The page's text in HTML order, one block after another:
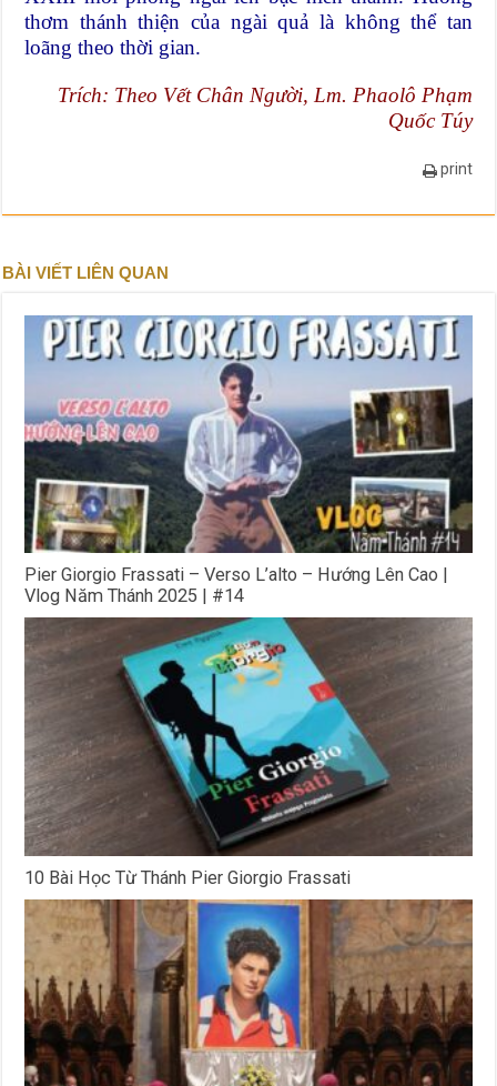
thơm thánh thiện của ngài quả là không thể tan
loãng theo thời gian.
Trích: Theo Vết Chân Người, Lm. Phaolô Phạm
Quốc Túy
print
BÀI VIẾT LIÊN QUAN
Pier Giorgio Frassati – Verso L’alto – Hướng Lên Cao |
Vlog Năm Thánh 2025 | #14
10 Bài Học Từ Thánh Pier Giorgio Frassati